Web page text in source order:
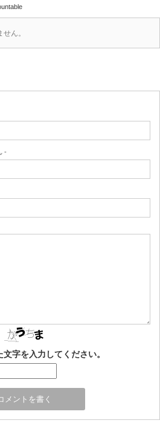
ん。
-
文字を入力してください。